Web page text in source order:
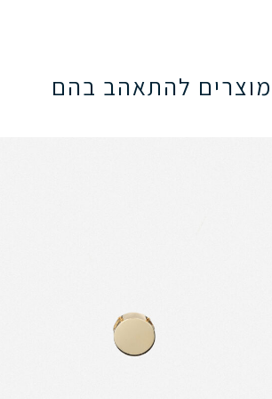
מוצרים להתאהב בהם